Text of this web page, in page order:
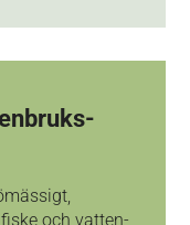
och vatten­